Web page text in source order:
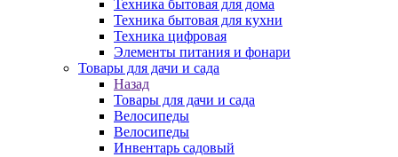
Техника бытовая для дома
Техника бытовая для кухни
Техника цифровая
Элементы питания и фонари
Товары для дачи и сада
Назад
Товары для дачи и сада
Велосипеды
Велосипеды
Инвентарь садовый